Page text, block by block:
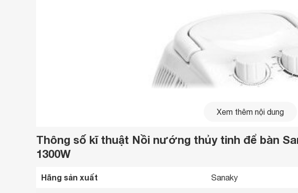
Xem thêm nội dung
Thông số kĩ thuật Nồi nướng thủy tinh để bàn
1300W
Hãng sản xuất Sanaky